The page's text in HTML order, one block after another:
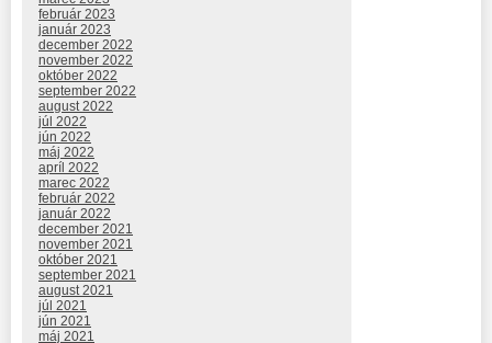
február 2023
január 2023
december 2022
november 2022
október 2022
september 2022
august 2022
júl 2022
jún 2022
máj 2022
apríl 2022
marec 2022
február 2022
január 2022
december 2021
november 2021
október 2021
september 2021
august 2021
júl 2021
jún 2021
máj 2021